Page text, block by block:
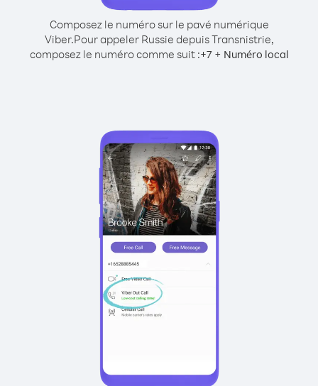
Composez le numéro sur le pavé numérique
Viber.Pour appeler Russie depuis Transnistrie,
composez le numéro comme suit :+7+ Numéro local